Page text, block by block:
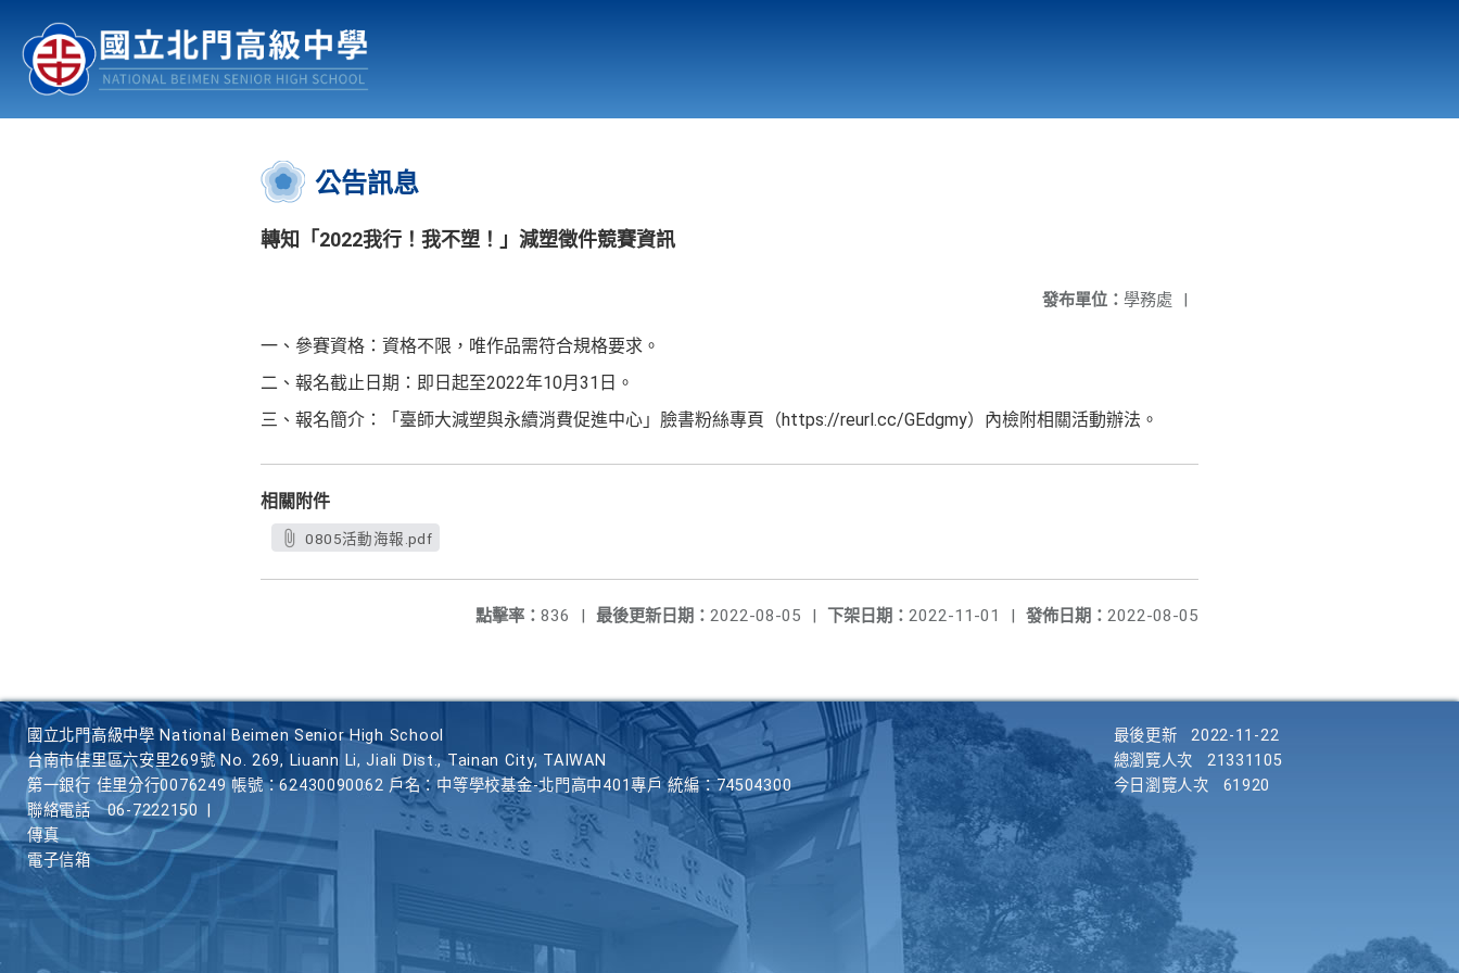
認識北中 行事曆
:::
公告訊息
轉知「2022我行！我不塑！」減塑徵件競賽資訊
發布單位： 學務處 |
一、參賽資格：資格不限，唯作品需符合規格要求。
二、報名截止日期：即日起至2022年10月31日。
三、報名簡介：「臺師大減塑與永續消費促進中心」臉書粉絲專頁（https://reurl.cc/GEdgmy）內檢附相關活動辦法。
相關附件
0805活動海報.pdf
發佈日期： 2022-08-05
下架日期： 2022-11-01 |
最後更新日期： 2022-08-05 |
點擊率： 836 |
國立北門高級中學 National Beimen Senior High School
台南市佳里區六安里269號 No. 269, Liuann Li, Jiali Dist., Tainan City, TAIWAN
第一銀行 佳里分行0076249 帳號：62430090062 戶名：中等學校基金-北門高中401專戶 統編：74504300
聯絡電話
06-7222150
傳真
電子信箱
最後更新
2022-11-22
總瀏覽人次
21331105
今日瀏覽人次
61920